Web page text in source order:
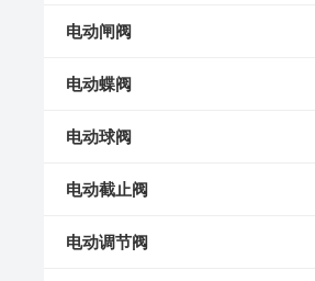
电动闸阀
电动蝶阀
电动球阀
电动截止阀
电动调节阀